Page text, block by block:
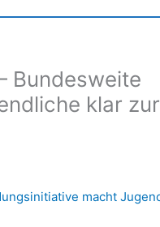
Bundesweite
klar zur